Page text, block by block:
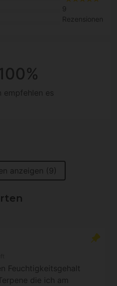
9
Rezensionen
empfehlen es
anzeigen (9)
Feuchtigkeitsgehalt
die ich am